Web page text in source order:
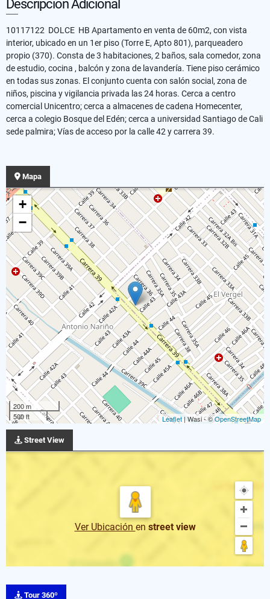
Descripción Adicional
10117122 DOLCE HB Apartamento en venta de 60m2, con vista
interior, ubicado en un 1er piso (Torre E, Apto 801), parqueadero
propio (370). Consta de 3 habitaciones, 2 baños, sala comedor, zona
de estudio, cocina , balcón y zona de lavandería. Tiene piso cerámico
en todas sus zonas. El conjunto cuenta con salón social, zona de
niños, piscina y vigilancia privada las 24 horas. Cerca a centro
comercial Unicentro; cerca a almacenes de cadena Homecenter,
cerca a colegio Bosque del Edén; cerca a universidad Santiago de Cali
sede palmira; Vías de acceso por la calle 42 y carrera 39.
Mapa
+
−
200 m
500 ft
Leaflet | Wasi - ©OpenStreetMap
Street View
Ver Ubicación en street view
Tour 360º